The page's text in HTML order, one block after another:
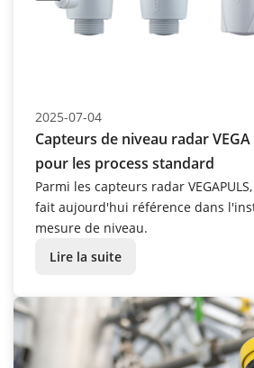
2025-07-04
Capteurs de niveau radar
pour les process standard
Parmi les capteurs radar
fait aujourd'hui référence dans
mesure de niveau.
Lire la suite